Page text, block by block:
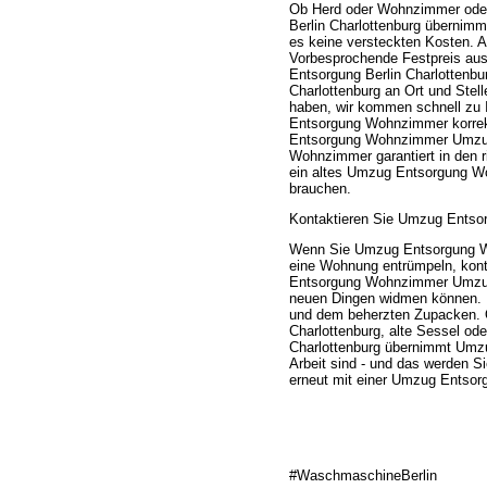
Ob Herd oder Wohnzimmer
Berlin Charlottenburg
es keine versteckten Kosten.
Vorbesprochende Festpreis
Entsorgung Berlin
Charlottenburg an Ort und
haben, wir kommen schnell
Entsorgung Wohnzimmer
Entsorgung Wohnzimmer
Wohnzimmer garantiert in den
ein altes Umzug Entsorgung
brauchen.
Kontaktieren Sie Umzug
Wenn Sie Umzug Entsorgung
eine Wohnung entrümpeln,
Entsorgung Wohnzimmer
neuen Dingen widmen
und dem beherzten
Charlottenburg, alte Sessel
Charlottenburg übernimmt
Arbeit sind - und das werden
erneut mit einer Umzug
#WaschmaschineBerlin